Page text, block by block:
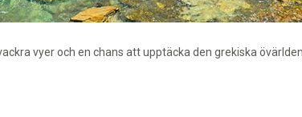
vyer och en chans att upptäcka den grekiska